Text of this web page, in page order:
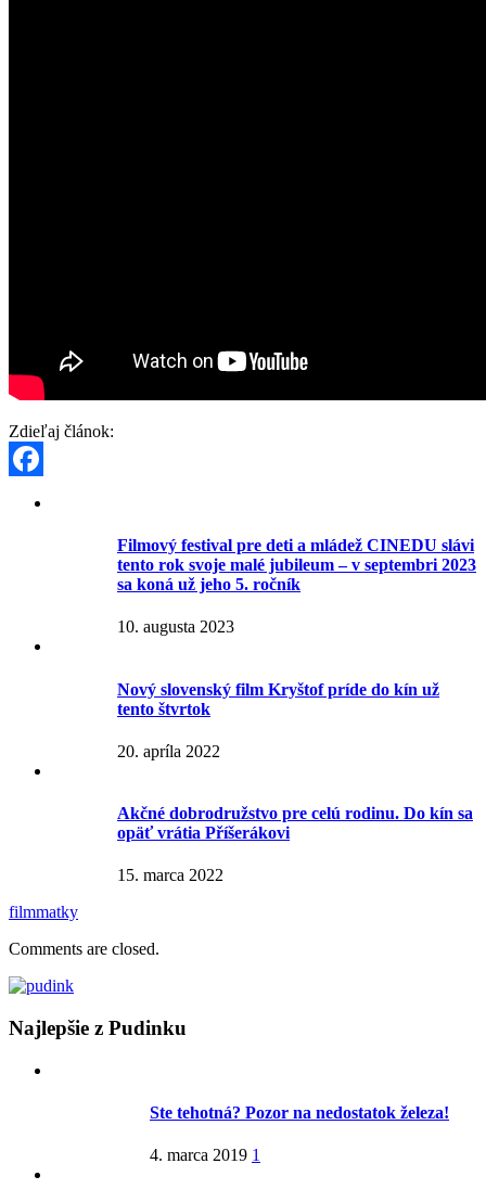
Zdieľaj článok:
Filmový festival pre deti a mládež CINEDU slávi
tento rok svoje malé jubileum – v septembri 2023
sa koná už jeho 5. ročník
10. augusta 2023
Nový slovenský film Kryštof príde do kín už
tento štvrtok
20. apríla 2022
Akčné dobrodružstvo pre celú rodinu. Do kín sa
opäť vrátia Příšerákovi
15. marca 2022
filmmatky
Comments are closed.
Najlepšie z Pudinku
Ste tehotná? Pozor na nedostatok železa!
4. marca 2019 1